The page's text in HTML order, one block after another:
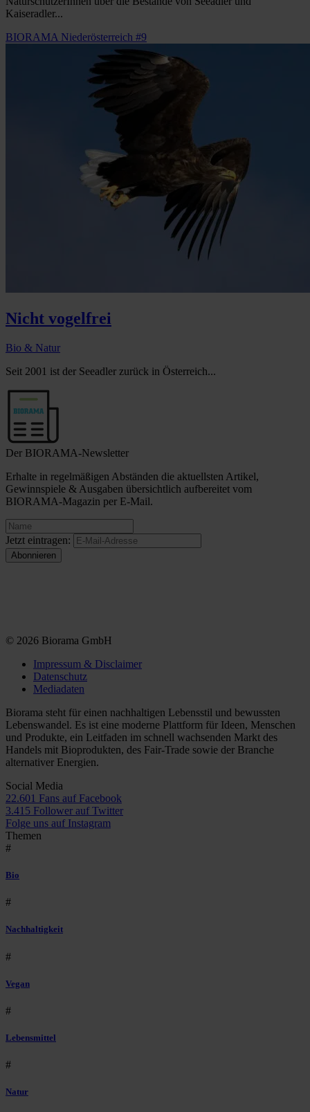
Kaiseradler...
BIORAMA Niederösterreich #9
Nicht vogelfrei
Bio & Natur
Seit 2001 ist der Seeadler zurück in Österreich...
Der BIORAMA-Newsletter
Erhalte in regelmäßigen Abständen die aktuellsten Artikel,
Gewinnspiele & Ausgaben übersichtlich aufbereitet vom
BIORAMA-Magazin per E-Mail.
Jetzt eintragen:
© 2026 Biorama GmbH
Impressum & Disclaimer
Datenschutz
Mediadaten
Biorama steht für einen nachhaltigen Lebensstil und bewussten
Lebenswandel. Es ist eine moderne Plattform für Ideen, Menschen
und Produkte, ein Leitfaden im schnell wachsenden Markt des
Handels mit Bioprodukten, des Fair-Trade sowie der Branche
alternativer Energien.
Social Media
22.601 Fans auf Facebook
3.415 Follower auf Twitter
Folge uns auf Instagram
Themen
#
Bio
#
Nachhaltigkeit
#
Vegan
#
Lebensmittel
#
Natur